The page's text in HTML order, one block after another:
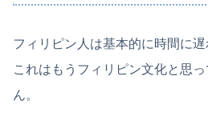
フィリピン人は基本的に時間に遅
これはもうフィリピン文化と思
ん。